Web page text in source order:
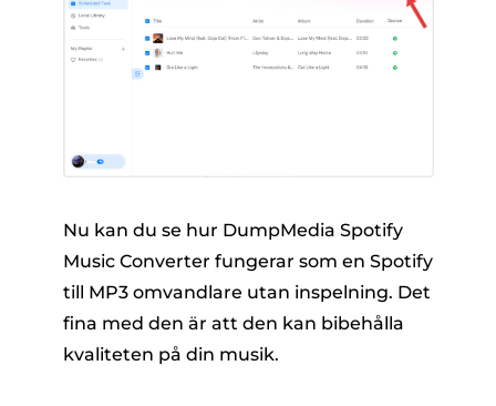
Nu kan du se hur DumpMedia Spotify
Music Converter fungerar som en Spotify
till MP3 omvandlare utan inspelning. Det
fina med den är att den kan bibehålla
kvaliteten på din musik.